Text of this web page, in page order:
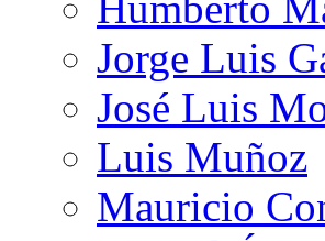
Jorge Luis
José Luis
Luis Muñoz
Mauricio